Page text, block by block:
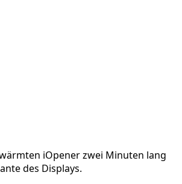
iOpener zwei Minuten lang
des Displays.